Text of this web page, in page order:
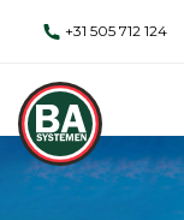
+31 505 712 124